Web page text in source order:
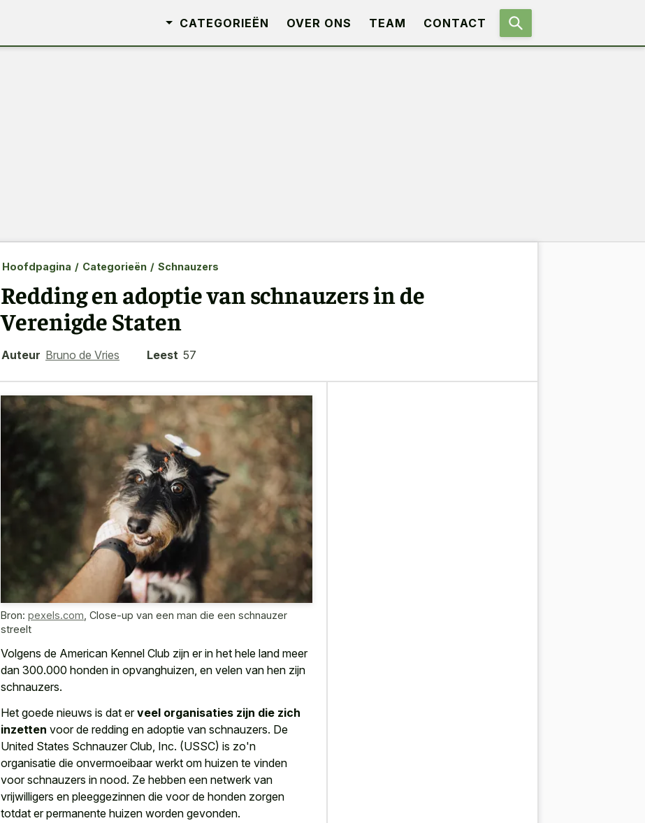
CATEGORIEËN OVER ONS TEAM CONTACT
Hoofdpagina / Categorieën / Schnauzers
Redding en adoptie van schnauzers in de
Verenigde Staten
Auteur Bruno de Vries Leest 57
Bron: pexels.com Close-up van een man die een schnauzer
streelt
Volgens de American Kennel Club zijn er in het hele land meer
dan 300.000 honden in opvanghuizen, en velen van hen zijn
schnauzers.
Het goede nieuws is dat erveel organisaties zijn die zich
inzetten voor de redding en adoptie van schnauzers. De
United States Schnauzer Club, Inc. (USSC) is zo'n
organisatie die onvermoeibaar werkt om huizen te vinden
voor schnauzers in nood. Ze hebben een netwerk van
vrijwilligers en pleeggezinnen die voor de honden zorgen
totdat er permanente huizen worden gevonden.